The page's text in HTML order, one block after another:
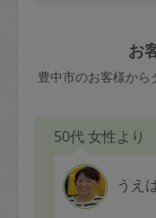
お
豊中市のお客様か
50代 女性より
うえ